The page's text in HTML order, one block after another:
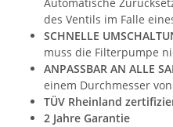
Automatische
des Ventils im Falle
SCHNELLE
muss die Filterpumpe
ANPASSBAR AN ALLE
einem Durchmesser
TÜV Rheinland
2 Jahre Garantie